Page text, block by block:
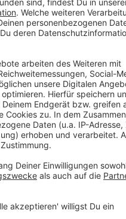
benötigen Ihre
um den YouTube
Service zu laden!
einen Service eines
um Videoinhalte
Dieser Service kann
Bitte lesen Sie die